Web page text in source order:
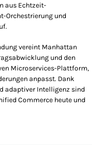
aus Echtzeit-
Orchestrierung und
vereint Manhattan
und den
Microservices-Plattform,
anpasst. Dank
adaptiver Intelligenz sind
Commerce heute und